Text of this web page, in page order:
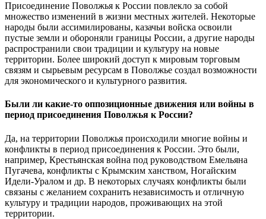
Присоединение Поволжья к России повлекло за собой
множество изменений в жизни местных жителей. Некоторые
народы были ассимилированы, казачьи войска освоили
пустые земли и обороняли границы России, а другие народы
распространили свои традиции и культуру на новые
территории. Более широкий доступ к мировым торговым
связям и сырьевым ресурсам в Поволжье создал возможности
для экономического и культурного развития.
Были ли какие-то оппозиционные движения или войны в
период присоединения Поволжья к России?
Да, на территории Поволжья происходили многие войны и
конфликты в период присоединения к России. Это были,
например, Крестьянская война под руководством Емельяна
Пугачева, конфликты с Крымским ханством, Ногайским
Идели-Уралом и др. В некоторых случаях конфликты были
связаны с желанием сохранить независимость и отличную
культуру и традиции народов, проживающих на этой
территории.